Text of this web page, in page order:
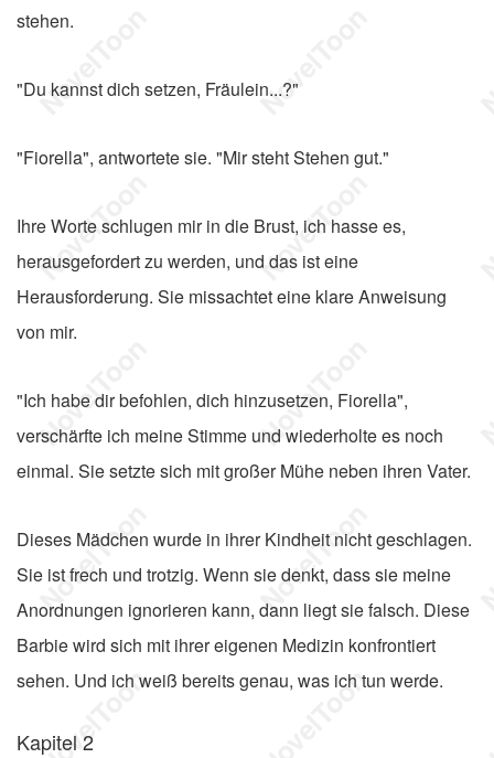
stehen.
"Du kannst dich setzen, Fräulein...?"
"Fiorella", antwortete sie. "Mir steht Stehen gut."
Ihre Worte schlugen mir in die Brust, ich hasse es,
herausgefordert zu werden, und das ist eine
Herausforderung. Sie missachtet eine klare Anweisung
von mir.
"Ich habe dir befohlen, dich hinzusetzen, Fiorella",
verschärfte ich meine Stimme und wiederholte es noch
einmal. Sie setzte sich mit großer Mühe neben ihren Vater.
Dieses Mädchen wurde in ihrer Kindheit nicht geschlagen.
Sie ist frech und trotzig. Wenn sie denkt, dass sie meine
Anordnungen ignorieren kann, dann liegt sie falsch. Diese
Barbie wird sich mit ihrer eigenen Medizin konfrontiert
sehen. Und ich weiß bereits genau, was ich tun werde.
Kapitel 2